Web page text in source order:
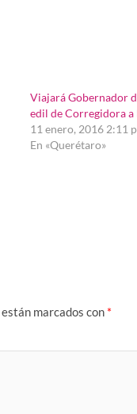
Viajará Gobernador
edil de Corregidora a
11 enero, 2016 2:11
En «Querétaro»
marcados con *